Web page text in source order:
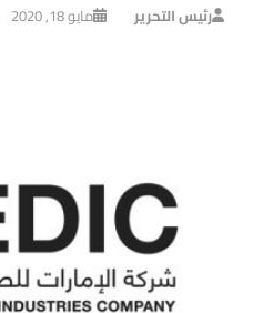
رئيس التحرير مايو 18, 2020